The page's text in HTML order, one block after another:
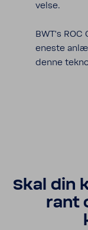
velse.
BWT’s
eneste
denne
Skal din
rant